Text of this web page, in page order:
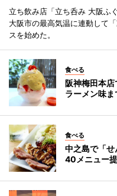
立ち飲み店「立ち呑み 大阪ふ
大阪市の最高気温に連動して
スを始めた。
食べる
阪神梅田本
ラーメン味
食べる
中之島で「
40メニュー